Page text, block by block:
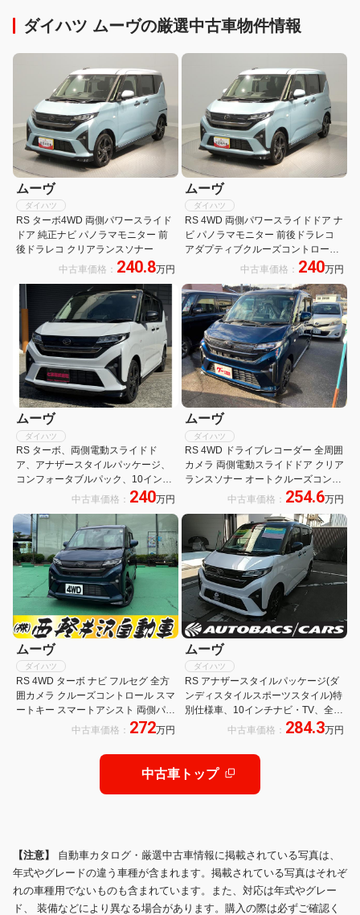
ダイハツ ムーヴの厳選中古車物件情報
ムーヴ
ダイハツ
RS ターボ4WD 両側パワースライド
ドア 純正ナビ パノラマモニター 前
後ドラレコ クリアランスソナー
中古車価格： 240.8万円
ムーヴ
ダイハツ
RS 4WD 両側パワースライドドア ナ
ビ パノラマモニター 前後ドラレコ
アダプティブクルーズコントロール
クリアランスソナー
中古車価格： 240万円
ムーヴ
ダイハツ
RS ターボ、両側電動スライドド
ア、アナザースタイルパッケージ、
コンフォータブルパック、10インチ
スタイリッシュナビ、ブラックマイ
トヒーター、
中古車価格： 240万円
ムーヴ
ダイハツ
RS 4WD ドライブレコーダー 全周囲
カメラ 両側電動スライドドア クリア
ランスソナー オートクルーズコント
ロール レーンアシスト 衝突被害軽減
ンプ スマートキー
中古車価格： 254.6万円
ムーヴ
ダイハツ
RS 4WD ターボ ナビ フルセグ 全方
囲カメラ クルーズコントロール スマ
ートキー スマートアシスト 両側パワ
ースライドドア アイドリングストッ
中古車価格： 272万円
ムーヴ
ダイハツ
RS アナザースタイルパッケージ(ダ
ンディスタイルスポーツスタイル)特
別仕様車、10インチナビ・TV、全方
位モニター、前後・車内・後方3カ
メラドライブレコーダー、ETC2.0、
ブラインドスポットモニター
中古車価格： 284.3万円
中古車トップ
【注意】 自動車カタログ・厳選中古車情報に掲載されている写真は、
年式やグレードの違う車種が含まれます。掲載されている写真はそれぞ
れの車種用でないものも含まれています。また、対応は年式やグレー
ド、 装備などにより異なる場合があります。購入の際は必ずご確認く